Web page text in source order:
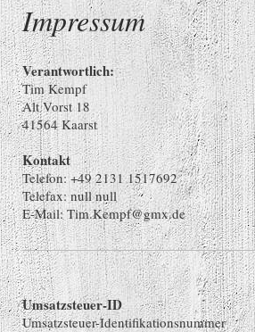
Impressum
Verantwortlich:
Tim Kempf
Alt Vorst 18
41564 Kaarst
Kontakt
Telefon: +49 2131 1517692
Telefax: null null
E-Mail: Tim.Kempf@gmx.de
Umsatzsteuer-ID
Umsatzsteuer-Identifikationsnummer